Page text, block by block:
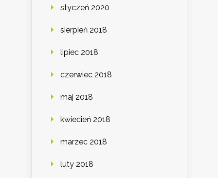
styczeń 2020
sierpień 2018
lipiec 2018
czerwiec 2018
maj 2018
kwiecień 2018
marzec 2018
luty 2018